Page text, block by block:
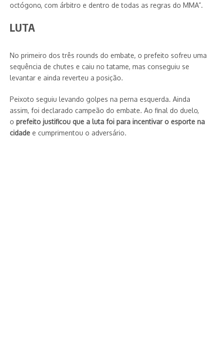
octógono, com árbitro e dentro de todas as regras do MMA”.
LUTA
No primeiro dos três rounds do embate, o prefeito sofreu uma
sequência de chutes e caiu no tatame, mas conseguiu se
levantar e ainda reverteu a posição.
Peixoto seguiu levando golpes na perna esquerda. Ainda
assim, foi declarado campeão do embate. Ao final do duelo,
o prefeito justificou que a luta foi para incentivar o esporte na
cidade e cumprimentou o adversário.